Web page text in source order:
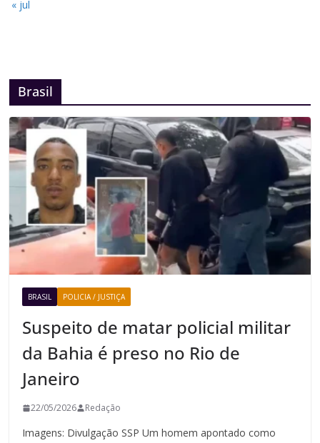
« jul
Brasil
BRASIL POLICIA / JUSTIÇA
Suspeito de matar policial militar
da Bahia é preso no Rio de
Janeiro
22/05/2026 Redação
Imagens: Divulgação SSP Um homem apontado como